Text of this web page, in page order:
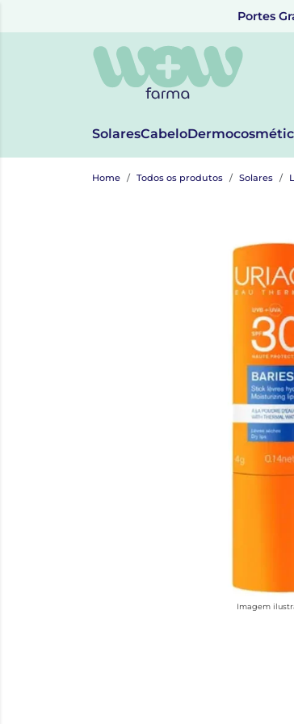
Portes
SolaresCabelo
Home Todos os produtos Solares
Imagem